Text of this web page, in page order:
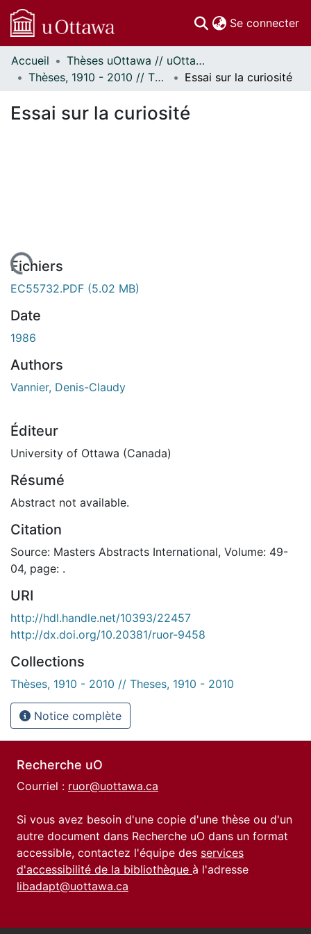
Se connecter
Communautés
et collections
Statistiques
Accueil
Thèses uOttawa // uOttawa Theses
Thèses, 1910 - 2010 // Theses, 1910 - 2010
Essai sur la curiosité
Essai sur la curiosité
En cours de chargement...
Fichiers
EC55732.PDF (5.02 MB)
Date
1986
Authors
Vannier, Denis-Claudy
Éditeur
University of Ottawa (Canada)
Résumé
Abstract not available.
Citation
Source: Masters Abstracts International, Volume: 49-
04, page: .
URI
http://hdl.handle.net/10393/22457
http://dx.doi.org/10.20381/ruor-9458
Collections
Thèses, 1910 - 2010 // Theses, 1910 - 2010
Notice complète
Recherche uO
Courriel : ruor@uottawa.ca
Si vous avez besoin d'une copie d'une thèse ou d'un
autre document dans Recherche uO dans un format
accessible, contactez l'équipe des services
d'accessibilité de la bibliothèque à l'adresse
libadapt@uottawa.ca